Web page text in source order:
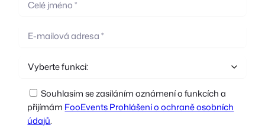
Souhlasím se zasíláním oznámení o funkcích a
přijímám FooEvents Prohlášení o ochraně osobních
údajů.